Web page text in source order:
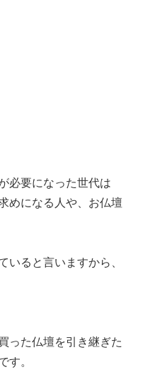
必要になった世代は
めになる人や、お仏壇
ると言いますから、
った仏壇を引き継ぎた
。